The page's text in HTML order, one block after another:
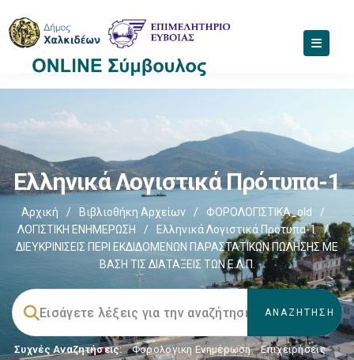
Ελληνικά Λογιστικά Πρότυπα-1
Αρχική / Βιβλιοθήκη Αρχείων / ΦΟΡΟΛΟΓΙΣΤΙΚΑ_old
/
ΛΟΓΙΣΤΙΚΗ ΕΝΗΜΕΡΩΣΗ
/ Ελληνικά Λογιστικά Πρότυπα-1
/
ΔΙΕΥΚΡΙΝΙΣΕΙΣ ΠΕΡΙ ΕΚΔΙΔΟΜΕΝΩΝ ΠΑΡΑΣΤΑΤΙΚΩΝ ΠΩΛΗΣΗΣ ΜΕ
ΒΑΣΗ ΤΙΣ ΔΙΑΤΑΞΕΙΣ ΤΩΝ Ε.Λ.Π.
Συχνές Αναζητήσεις: Φορολογικη Ενημέρωση, Επιχειρήσεις